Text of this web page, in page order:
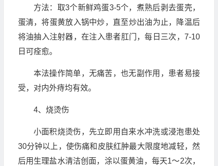
方法：取3个新鲜鸡蛋3-5个，煮熟后剥去蛋壳，
蛋清，将蛋黄放入锅中炒，直至炒出油为止，降温后
将油抽入注射器，在注入患者肛门，每日三次，7-10
日可痊愈。
本法操作简单，无痛苦，也无副作用，患者易接
受，对内外痔均有效。
4、烧烫伤
小面积烧烫伤，先立即用自来水冲洗或浸泡患处
30分钟以上，使伤痛和皮肤红肿最大限度地减轻，然
后用生理盐水清洁创面，涂以蛋黄油，每天1～2次，